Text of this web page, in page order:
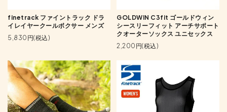
finetrack ファイントラック ドラ
イレイヤークールボクサー メンズ
5,830円(税込)
GOLDWIN C3fit ゴールドウィン
シースリーフィット アーチサポート
クオーターソックス ユニセックス
2,200円(税込)